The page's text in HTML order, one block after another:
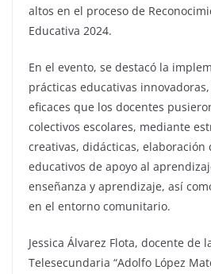
altos en el proceso de
Educativa 2024.
En el evento, se destacó la
prácticas educativas
eficaces que los docentes
colectivos escolares, mediante
creativas, didácticas, elaboración
educativos de apoyo al
enseñanza y aprendizaje, así
en el entorno comunitario.
Jessica Álvarez Flota, docente de
Telesecundaria “Adolfo López